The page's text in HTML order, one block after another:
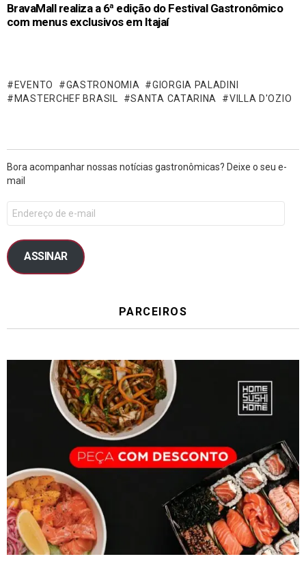
BravaMall realiza a 6ª edição do Festival Gastronômico
com menus exclusivos em Itajaí
EVENTO GASTRONOMIA
GIORGIA PALADINI
MASTERCHEF BRASIL
SANTA CATARINA VILLA D'OZIO
Bora acompanhar nossas notícias gastronômicas? Deixe o seu e-
mail
ASSINAR
PARCEIROS